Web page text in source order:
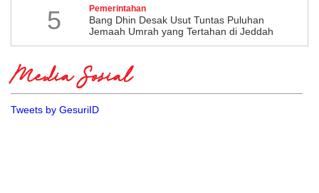
5 Pemerintahan
Bang Dhin Desak Usut Tuntas Puluhan
Jemaah Umrah yang Tertahan di Jeddah
Media Sosial
Tweets by GesuriID